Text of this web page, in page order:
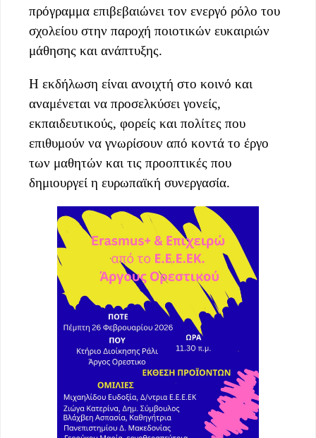
πρόγραμμα επιβεβαιώνει τον ενεργό ρόλο του
σχολείου στην παροχή ποιοτικών ευκαιριών
μάθησης και ανάπτυξης.
Η εκδήλωση είναι ανοιχτή στο κοινό και
αναμένεται να προσελκύσει γονείς,
εκπαιδευτικούς, φορείς και πολίτες που
επιθυμούν να γνωρίσουν από κοντά το έργο
των μαθητών και τις προοπτικές που
δημιουργεί η ευρωπαϊκή συνεργασία.